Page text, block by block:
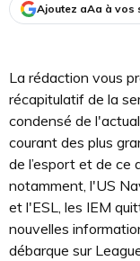
Ajoutez aAa à vos
La rédaction vous
récapitulatif de la
condensé de
courant des plus
de l’esport et de ce
notamment, l'US
et l'ESL, les IEM
nouvelles
débarque sur